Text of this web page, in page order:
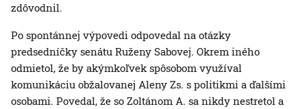
zdôvodnil.
Po spontánnej výpovedi odpovedal na otázky
predsedníčky senátu Ruženy Sabovej. Okrem iného
odmietol, že by akýmkoľvek spôsobom využíval
komunikáciu obžalovanej Aleny Zs. s politikmi a ďalšími
osobami. Povedal, že so Zoltánom A. sa nikdy nestretol a